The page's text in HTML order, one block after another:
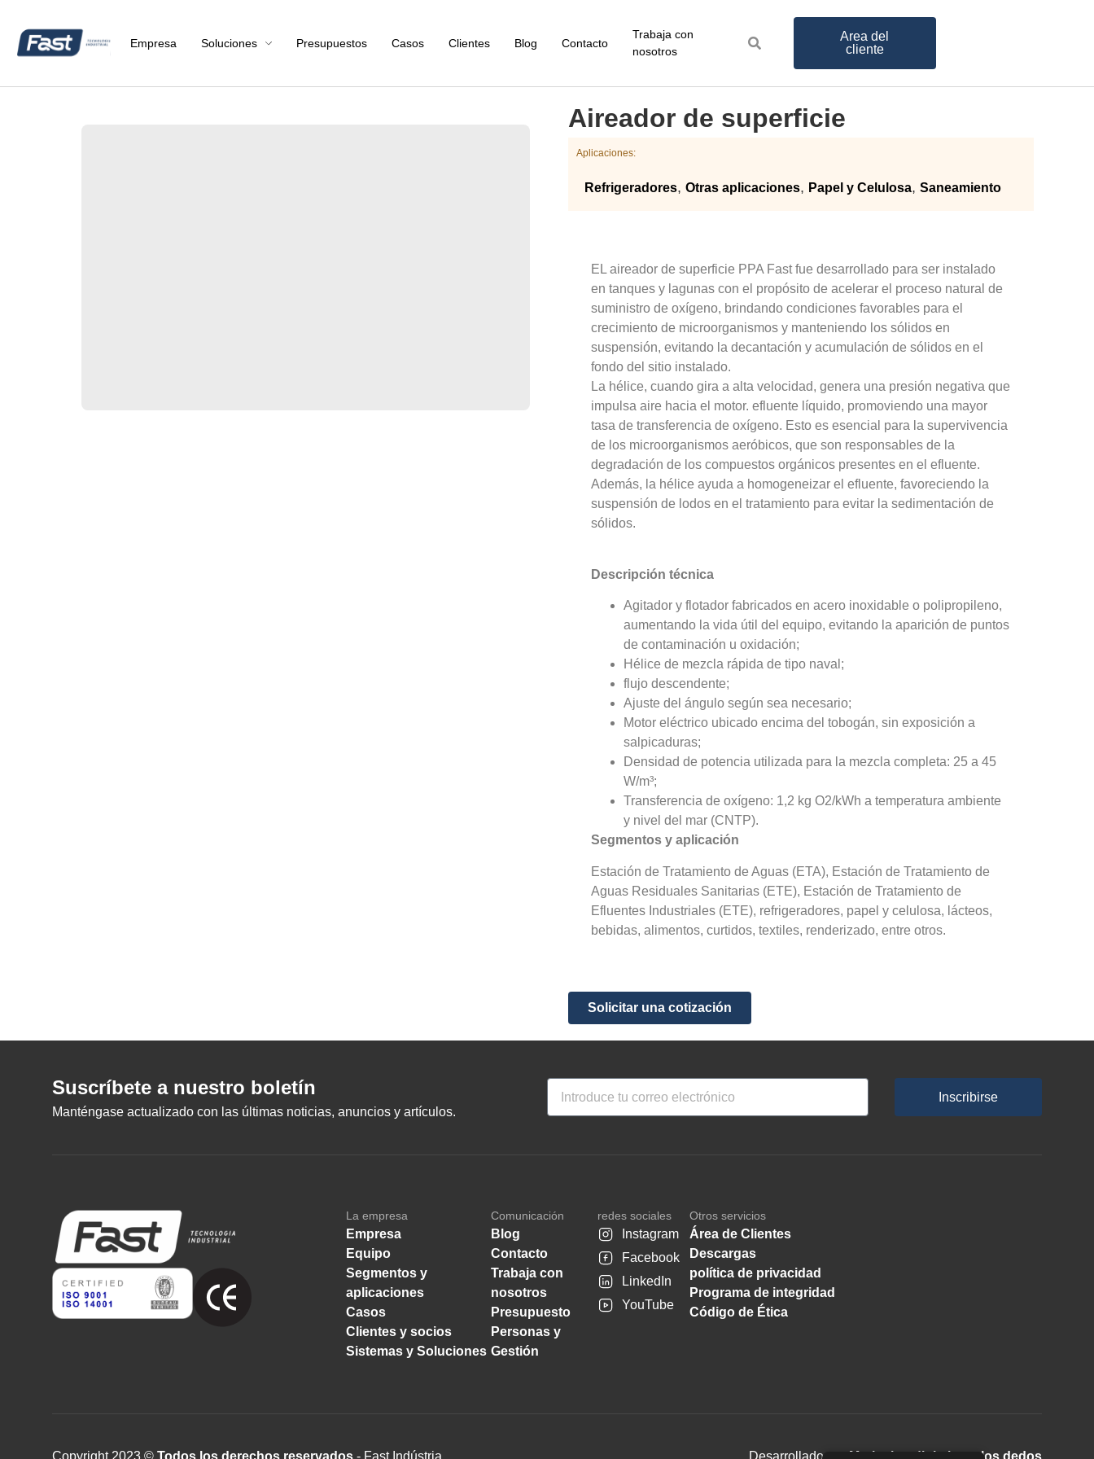
Empresa Soluciones Presupuestos Casos Clientes Blog Contacto
Trabaja con
nosotros
Area del
cliente
Aireador de superficie
Aplicaciones:
Refrigeradores, Otras aplicaciones, Papel y Celulosa, Saneamiento
EL aireador de superficie PPA Fast fue desarrollado para ser instalado
en tanques y lagunas con el propósito de acelerar el proceso natural de
suministro de oxígeno, brindando condiciones favorables para el
crecimiento de microorganismos y manteniendo los sólidos en
suspensión, evitando la decantación y acumulación de sólidos en el
fondo del sitio instalado.
La hélice, cuando gira a alta velocidad, genera una presión negativa que
impulsa aire hacia el motor. efluente líquido, promoviendo una mayor
tasa de transferencia de oxígeno. Esto es esencial para la supervivencia
de los microorganismos aeróbicos, que son responsables de la
degradación de los compuestos orgánicos presentes en el efluente.
Además, la hélice ayuda a homogeneizar el efluente, favoreciendo la
suspensión de lodos en el tratamiento para evitar la sedimentación de
sólidos.
Descripción técnica
Agitador y flotador fabricados en acero inoxidable o polipropileno,
aumentando la vida útil del equipo, evitando la aparición de puntos
de contaminación u oxidación;
Hélice de mezcla rápida de tipo naval;
flujo descendente;
Ajuste del ángulo según sea necesario;
Motor eléctrico ubicado encima del tobogán, sin exposición a
salpicaduras;
Densidad de potencia utilizada para la mezcla completa: 25 a 45
W/m³;
Transferencia de oxígeno: 1,2 kg O2/kWh a temperatura ambiente
y nivel del mar (CNTP).
Segmentos y aplicación
Estación de Tratamiento de Aguas (ETA), Estación de Tratamiento de
Aguas Residuales Sanitarias (ETE), Estación de Tratamiento de
Efluentes Industriales (ETE), refrigeradores, papel y celulosa, lácteos,
bebidas, alimentos, curtidos, textiles, renderizado, entre otros.
Solicitar una cotización
Suscríbete a nuestro boletín
Manténgase actualizado con las últimas noticias, anuncios y artículos.
Inscribirse
La empresa
Empresa
Equipo
Segmentos y
aplicaciones
Casos
Clientes y socios
Sistemas y Soluciones
Comunicación
Blog
Contacto
Trabaja con
nosotros
Presupuesto
Personas y
Gestión
redes sociales
Instagram
Facebook
LinkedIn
YouTube
Otros servicios
Área de Clientes
Descargas
política de privacidad
Programa de integridad
Código de Ética
Copyright 2023 © Todos los derechos reservados - Fast Indústria Desarrollado por Marketing digital con los dedos